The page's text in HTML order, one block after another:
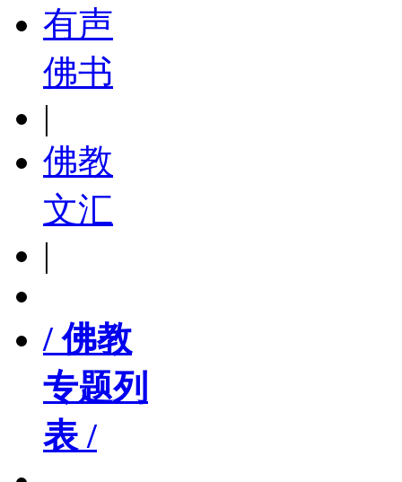
有声
佛书
|
佛教
文汇
|
/ 佛教
专题列
表 /